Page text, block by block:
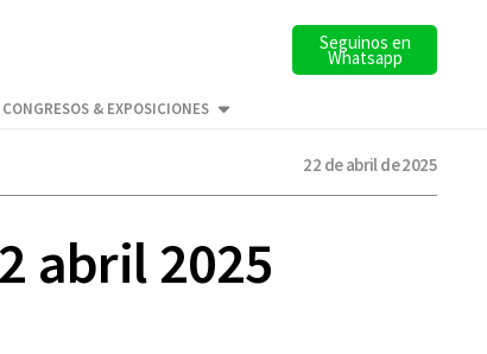
Seguinos en
Whatsapp
CONGRESOS & EXPOSICIONES
22 de abril de 2025
abril 2025